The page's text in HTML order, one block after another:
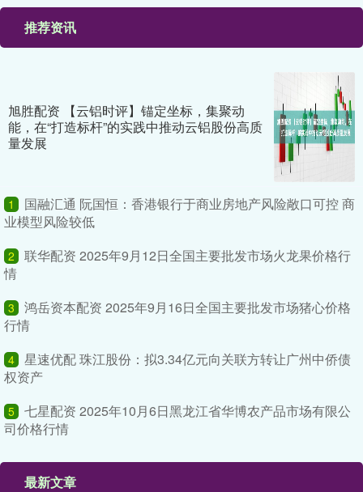
推荐资讯
旭胜配资 【云铝时评】锚定坐标，集聚动
能，在“打造标杆”的实践中推动云铝股份高质
量发展
1
国融汇通 阮国恒：香港银行于商业房地产风险敞口可控 商
业模型风险较低
2
联华配资 2025年9月12日全国主要批发市场火龙果价格行
情
3
鸿岳资本配资 2025年9月16日全国主要批发市场猪心价格
行情
4 星速优配 珠江股份：拟3.34亿元向关联方转让广州中侨债
权资产
5 七星配资 2025年10月6日黑龙江省华博农产品市场有限公
司价格行情
最新文章